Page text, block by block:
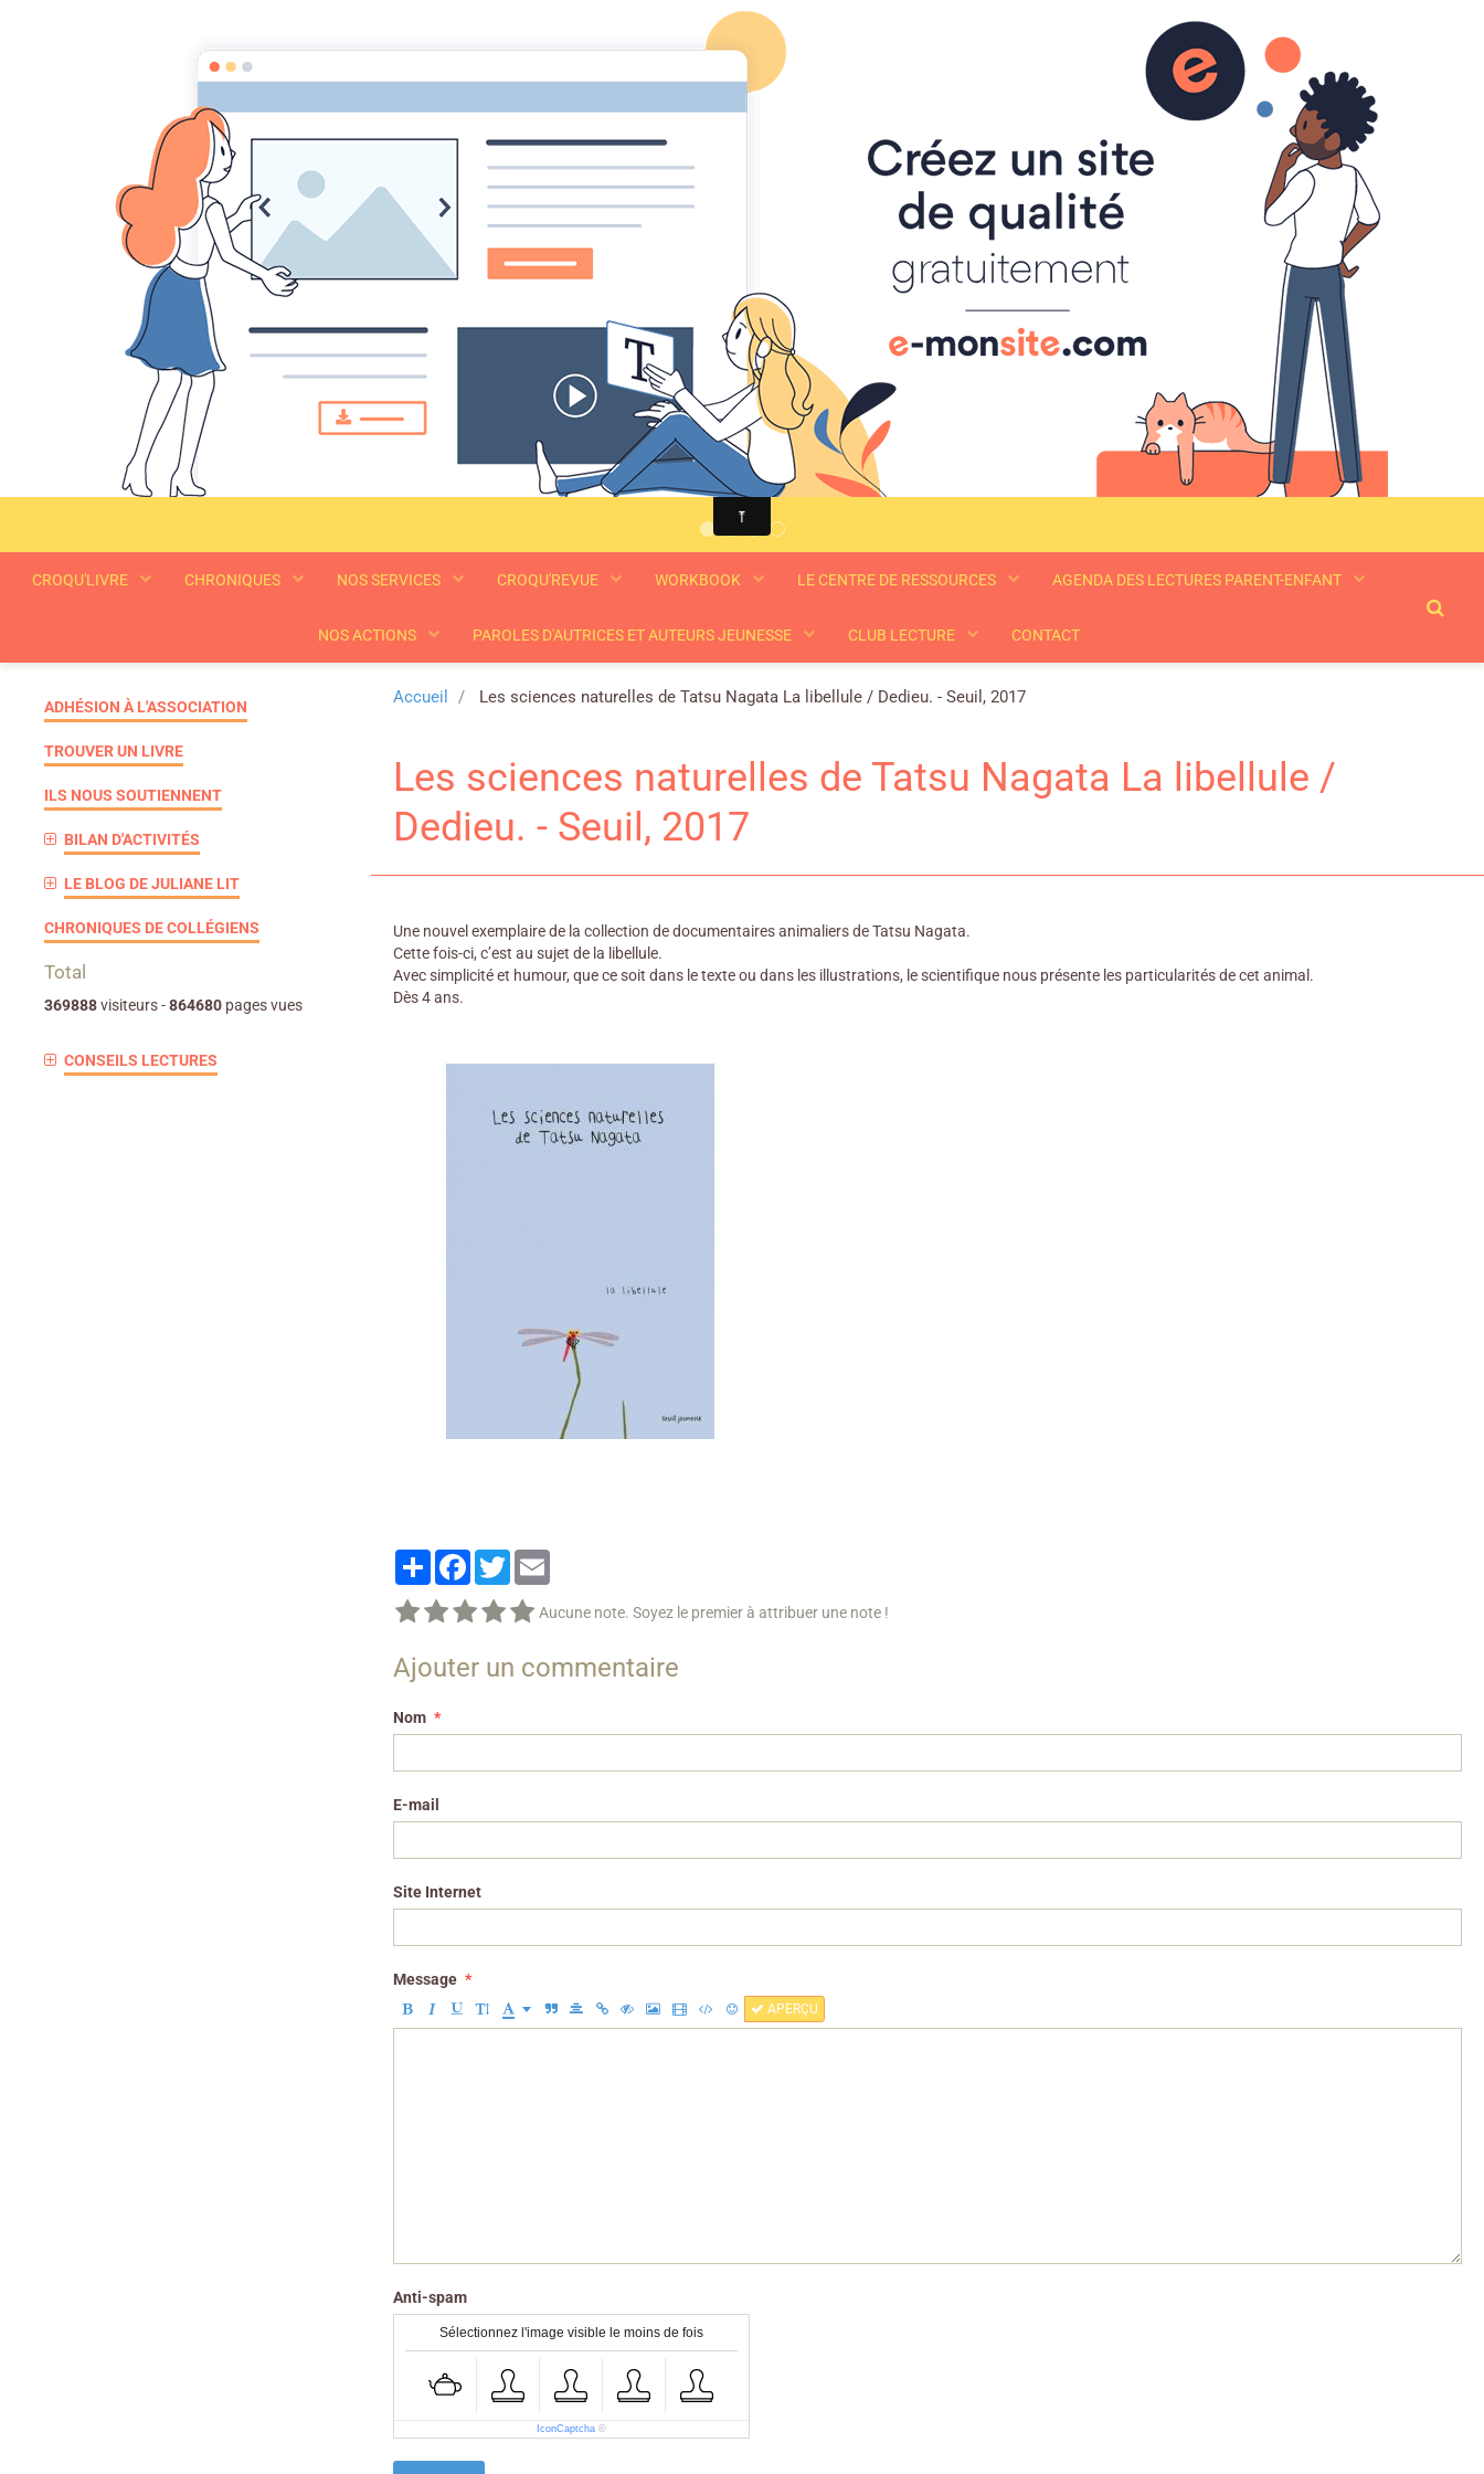
Croqu'livre
CROQU'LIVRE CHRONIQUES NOS SERVICES CROQU'REVUE WORKBOOK LE CENTRE DE RESSOURCES AGENDA DES LECTURES PARENT-ENFANT
NOS ACTIONS PAROLES D'AUTRICES ET AUTEURS JEUNESSE CLUB LECTURE CONTACT
Accueil Les sciences naturelles de Tatsu Nagata La libellule / Dedieu. - Seuil, 2017
Les sciences naturelles de Tatsu Nagata La libellule /
Dedieu. - Seuil, 2017
Une nouvel exemplaire de la collection de documentaires animaliers de Tatsu Nagata.
Cette fois-ci, c’est au sujet de la libellule.
Avec simplicité et humour, que ce soit dans le texte ou dans les illustrations, le scientifique nous présente les particularités de cet animal.
Dès 4 ans.
PartagerFacebook
Twitter
Aucune note. Soyez le premier à attribuer une note !
Ajouter un commentaire
Nom
E-mail
Site Internet
Message
APERÇU
Anti-spam
Sélectionnez l'image visible le moins de fois
IconCaptcha ©
ADHÉSION À L'ASSOCIATION
TROUVER UN LIVRE
ILS NOUS SOUTIENNENT
BILAN D'ACTIVITÉS
LE BLOG DE JULIANE LIT
CHRONIQUES DE COLLÉGIENS
Total
369888visiteurs -864680 pages vues
CONSEILS LECTURES